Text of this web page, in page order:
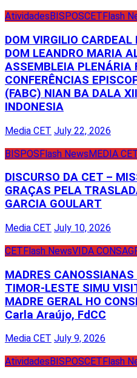
AtividadesBISPOSCETFlash
DOM VIRGILIO
DOM LEANDRO MARIA
ASSEMBLEIA PLENÁRIA
CONFERÊNCIAS
(FABC) NIAN BA DALA
INDONESIA
Media CET July 22, 2026
BISPOSFlash NewsMEDIA
DISCURSO DA CET –
GRAÇAS PELA
GARCIA GOULART
Media CET July 10, 2026
CETFlash NewsVIDA
MADRES
TIMOR-LESTE SIMU
MADRE GERAL HO
Carla Araújo, FdCC
Media CET July 9, 2026
Atividades BISPOSCET Flash